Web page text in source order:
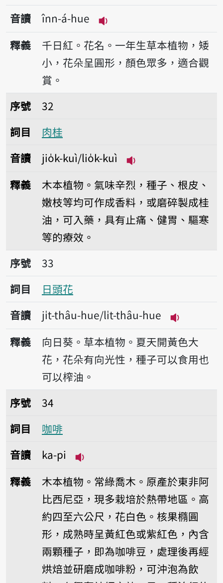
音讀
înn-á-hue
播放音讀înn-á-hue
釋義
千日紅。花名。一年生草本植物，矮
小，花朵呈圓形，顏色眾多，適合觀
賞。
序號32肉桂
序號
32
詞目
肉桂
音讀
jio̍k-kuì/lio̍k-kuì
釋義
木本植物。氣味辛烈，種子、根皮、
嫩枝等均可作成香料，或磨碎製成桂
油，可入藥，具有止痛、健胃、驅寒
等的療效。
序號33日頭花
序號
33
詞目
日頭花
音讀
ji̍t-thâu-hue/li̍t-thâu-hue
播放音讀
釋義
向日葵。草本植物。夏天開黃色大
花，花朵有向光性，種子可以食用也
可以榨油。
序號34咖啡
序號
34
詞目
咖啡
音讀
ka-pi
釋義
木本植物。常綠喬木。原產於東非阿
比西尼亞，現多栽培於熱帶地區。高
約四至六公尺，花白色。核果橢圓
形，成熟時呈黃紅色或紫紅色，內含
兩顆種子，即為咖啡豆，處理後再經
烘焙並研磨成咖啡粉，可沖泡為飲